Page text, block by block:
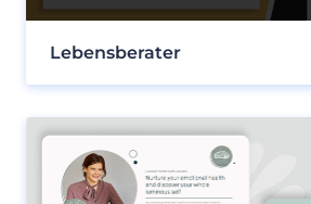
Lebensberater